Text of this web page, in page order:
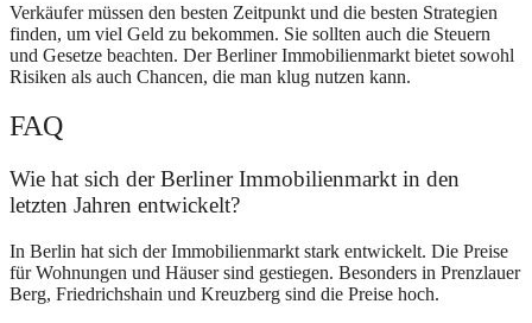
Verkäufer müssen den besten Zeitpunkt und die besten Strategien
finden, um viel Geld zu bekommen. Sie sollten auch die Steuern
und Gesetze beachten. Der Berliner Immobilienmarkt bietet sowohl
Risiken als auch Chancen, die man klug nutzen kann.
FAQ
Wie hat sich der Berliner Immobilienmarkt in den
letzten Jahren entwickelt?
In Berlin hat sich der Immobilienmarkt stark entwickelt. Die Preise
für Wohnungen und Häuser sind gestiegen. Besonders in Prenzlauer
Berg, Friedrichshain und Kreuzberg sind die Preise hoch.